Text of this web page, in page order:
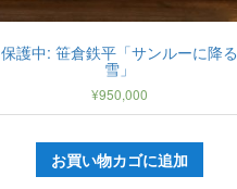
保護中: 笹倉鉄平「サンルーに降る
雪」
¥950,000
お買い物カゴに追加